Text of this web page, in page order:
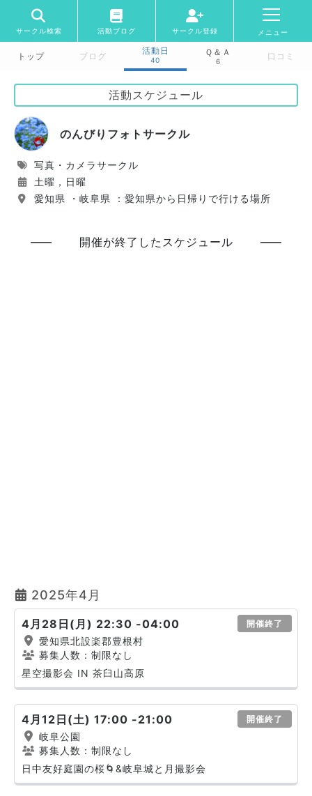
サークル検索 活動ブログ サークル登録 メニュー
トップ ブログ
活動日
40
Ｑ＆Ａ
6 口コミ
活動スケジュール
のんびりフォトサークル
写真・カメラサークル
土曜，日曜
愛知県 ・岐阜県 ：愛知県から日帰りで行ける場所
開催が終了したスケジュール
2025年4月
4月28日(月) 22:30 -04:00 開催終了
愛知県北設楽郡豊根村
募集人数：制限なし
星空撮影会 IN 茶臼山高原
4月12日(土) 17:00 -21:00 開催終了
岐阜公園
募集人数：制限なし
日中友好庭園の桜🌀&岐阜城と月撮影会